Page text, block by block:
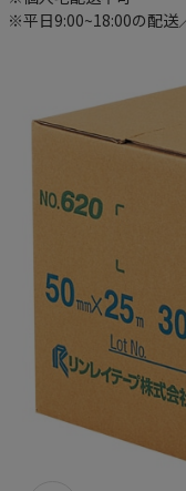
※平日9:00~18:00の配送